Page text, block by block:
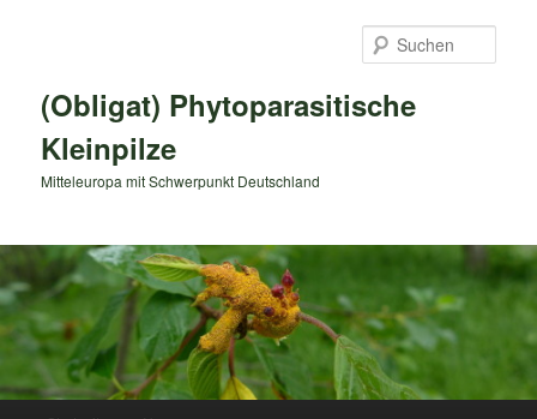
(Obligat) Phytoparasitische
Kleinpilze
Mitteleuropa mit Schwerpunkt Deutschland